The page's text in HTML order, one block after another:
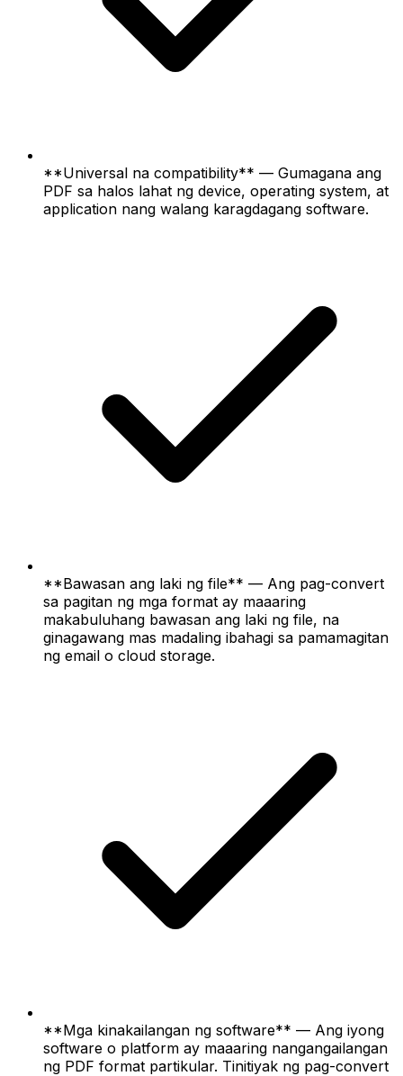
**Universal na compatibility** — Gumagana ang
PDF sa halos lahat ng device, operating system, at
application nang walang karagdagang software.
**Bawasan ang laki ng file** — Ang pag-convert
sa pagitan ng mga format ay maaaring
makabuluhang bawasan ang laki ng file, na
ginagawang mas madaling ibahagi sa pamamagitan
ng email o cloud storage.
**Mga kinakailangan ng software** — Ang iyong
software o platform ay maaaring nangangailangan
ng PDF format partikular. Tinitiyak ng pag-convert